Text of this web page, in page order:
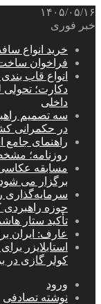
۱۴۰۵/۰۵/۱۶
خبر فوری
خرید انواع
فراخوان
انواع قاب
دکارت؛
داخلی
سه تصمیم
در حکمرانی
راهنمای جامع
روزنامه؛
مسابقه عکاسی
برگزار می شود
حوزه راهبردی
تأکید ستار
عارف: ایران
استابلایزر
کولر گازی در
ورود
نوشته تصادفی